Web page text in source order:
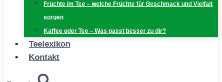
Früchte im Tee – welche Früchte für Geschmack und Vielfalt
sorgen
Kaffee oder Tee – Was passt besser zu dir?
Teelexikon
Kontakt